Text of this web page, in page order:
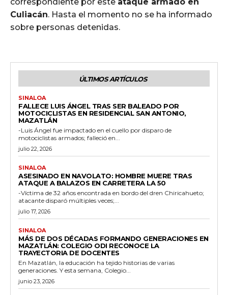
Culiacán. Hasta el momento no se ha informado
sobre personas detenidas.
ÚLTIMOS ARTÍCULOS
SINALOA
FALLECE LUIS ÁNGEL TRAS SER BALEADO POR
MOTOCICLISTAS EN RESIDENCIAL SAN ANTONIO,
MAZATLÁN
-Luis Ángel fue impactado en el cuello por disparo de
motociclistas armados; falleció en...
julio 22, 2026
SINALOA
ASESINADO EN NAVOLATO: HOMBRE MUERE TRAS
ATAQUE A BALAZOS EN CARRETERA LA 50
-Víctima de 32 años encontrada en bordo del dren Chiricahueto;
atacante disparó múltiples veces;...
julio 17, 2026
SINALOA
MÁS DE DOS DÉCADAS FORMANDO GENERACIONES EN
MAZATLÁN: COLEGIO ODI RECONOCE LA
TRAYECTORIA DE DOCENTES
En Mazatlán, la educación ha tejido historias de varias
generaciones. Y esta semana, Colegio...
junio 23, 2026